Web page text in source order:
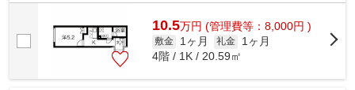
ア」が291m以内にあります。こちらの物件...
10.5万円 (管理費等：8,000円 )
敷金 1ヶ月 礼金
1ヶ月
4階 / 1K / 20.59㎡